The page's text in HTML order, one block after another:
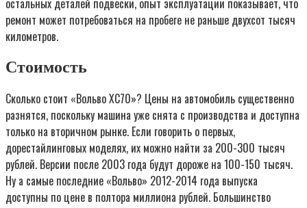
остальных деталей подвески, опыт эксплуатации показывает, что
ремонт может потребоваться на пробеге не раньше двухсот тысяч
километров.
Стоимость
Сколько стоит «Вольво ХС70»? Цены на автомобиль существенно
разнятся, поскольку машина уже снята с производства и доступна
только на вторичном рынке. Если говорить о первых,
дорестайлинговых моделях, их можно найти за 200-300 тысяч
рублей. Версии после 2003 года будут дороже на 100-150 тысяч.
Ну а самые последние «Вольво» 2012-2014 года выпуска
доступны по цене в полтора миллиона рублей. Большинство